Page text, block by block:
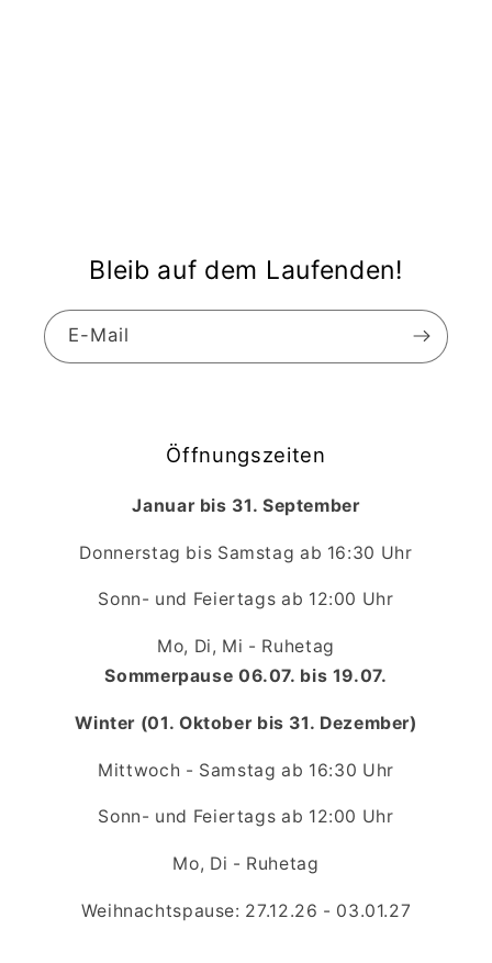
Bleib auf dem Laufenden!
E-Mail
Öffnungszeiten
Januar bis 31. September
Donnerstag bis Samstag ab 16:30 Uhr
Sonn- und Feiertags ab 12:00 Uhr
Mo, Di, Mi - Ruhetag
Sommerpause 06.07. bis 19.07.
Winter (01. Oktober bis 31. Dezember)
Mittwoch - Samstag ab 16:30 Uhr
Sonn- und Feiertags ab 12:00 Uhr
Mo, Di - Ruhetag
Weihnachtspause: 27.12.26 - 03.01.27